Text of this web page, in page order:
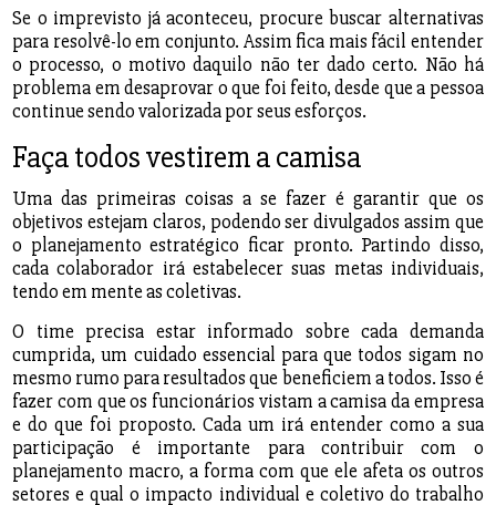
Se o imprevisto já aconteceu, procure buscar alternativas
para resolvê-lo em conjunto. Assim fica mais fácil entender
o processo, o motivo daquilo não ter dado certo. Não há
problema em desaprovar o que foi feito, desde que a pessoa
continue sendo valorizada por seus esforços.
Faça todos vestirem a camisa
Uma das primeiras coisas a se fazer é garantir que os
objetivos estejam claros, podendo ser divulgados assim que
o planejamento estratégico ficar pronto. Partindo disso,
cada colaborador irá estabelecer suas metas individuais,
tendo em mente as coletivas.
O time precisa estar informado sobre cada demanda
cumprida, um cuidado essencial para que todos sigam no
mesmo rumo para resultados que beneficiem a todos. Isso é
fazer com que os funcionários vistam a camisa da empresa
e do que foi proposto. Cada um irá entender como a sua
participação é importante para contribuir com o
planejamento macro, a forma com que ele afeta os outros
setores e qual o impacto individual e coletivo do trabalho